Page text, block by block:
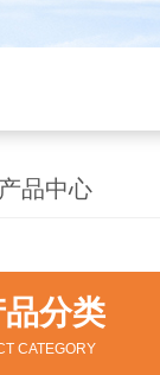
产品中心
品分类
CATEGORY